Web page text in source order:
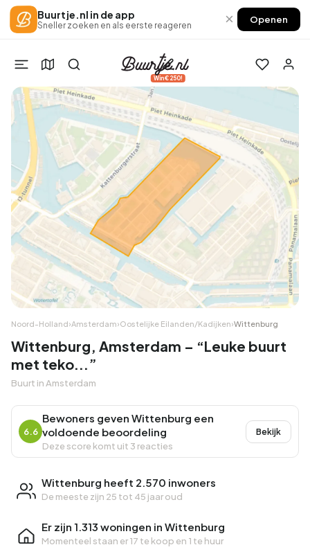
Buurtje.nl in de app
Sneller zoeken en als eerste reageren × Openen
Win €250!
Noord-Holland›Amsterdam›Oostelijke Eilanden/Kadijken›Wittenburg
Wittenburg, Amsterdam – “Leuke buurt
met teko...”
Buurt in Amsterdam
6.6
Bewoners geven Wittenburg een
voldoende beoordeling
Deze score komt uit 3 reacties
Bekijk
Wittenburg heeft 2.570 inwoners
De meeste zijn 25 tot 45 jaar oud
Er zijn 1.313 woningen in Wittenburg
Momenteel staan er17 te koop en 1 te huur